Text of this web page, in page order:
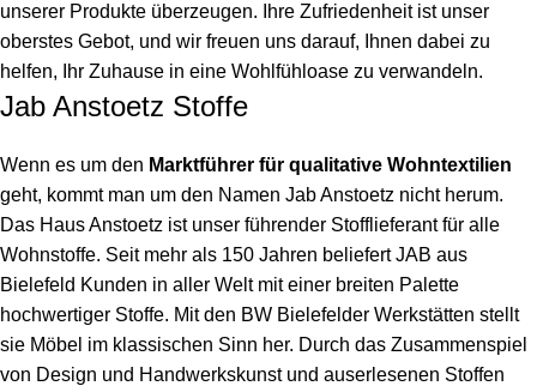
unserer Produkte überzeugen. Ihre Zufriedenheit ist unser
oberstes Gebot, und wir freuen uns darauf, Ihnen dabei zu
helfen, Ihr Zuhause in eine Wohlfühloase zu verwandeln.
Jab Anstoetz Stoffe
Wenn es um den Marktführer für qualitative Wohntextilien
geht, kommt man um den Namen Jab Anstoetz nicht herum.
Das Haus Anstoetz ist unser führender Stofflieferant für alle
Wohnstoffe. Seit mehr als 150 Jahren beliefert JAB aus
Bielefeld Kunden in aller Welt mit einer breiten Palette
hochwertiger Stoffe. Mit den BW Bielefelder Werkstätten stellt
sie Möbel im klassischen Sinn her. Durch das Zusammenspiel
von Design und Handwerkskunst und auserlesenen Stoffen